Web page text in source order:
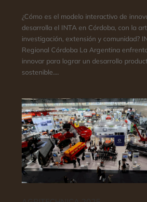
¿Cómo es el modelo interactivo de
desarrolla el INTA en Córdoba, con la
investigación, extensión y comunidad?
Regional Córdoba La Argentina
innovar para lograr un desarrollo
sostenible....